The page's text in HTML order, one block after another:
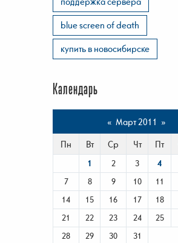
blue screen of death
купить в новосибирске
Календарь
« Март 2011 »
Пн
Вт Ср Чт Пт
1 2 3 4
7
8 9 10 11
14
15 16 17 18
21
22 23 24 25
28
29 30 31